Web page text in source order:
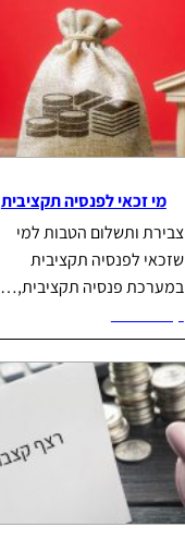
מי זכאי לפנסיה תקציבית
צבירת ותשלום הטבות למי
שזכאי לפנסיה תקציבית
במערכת פנסיה תקציבית,…